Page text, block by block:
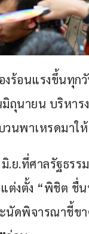
งร้อนแรงขึ้นทุก
ถุนายน บริหาร
นพาเหรดมาใ
มิ.ย.ที่ศาลรัฐธร
ต่งตั้ง “พิชิต ชื่
นัดพิจารณาชี้ขา